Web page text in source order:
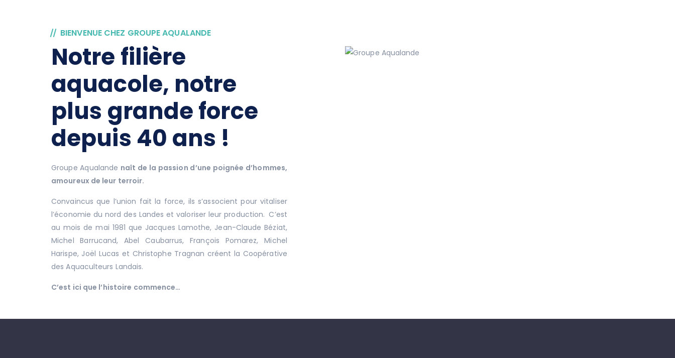
BIENVENUE CHEZ GROUPE AQUALANDE
Notre filière
aquacole, notre
plus grande force
depuis 40 ans !
Groupe Aqualande naît de la passion d’une poignée d’hommes,
amoureux de leur terroir.
Convaincus que l’union fait la force, ils s’associent pour vitaliser
l’économie du nord des Landes et valoriser leur production. C’est
au mois de mai 1981 que Jacques Lamothe, Jean-Claude Béziat,
Michel Barrucand, Abel Caubarrus, François Pomarez, Michel
Harispe, Joël Lucas et Christophe Tragnan créent la Coopérative
des Aquaculteurs Landais.
C’est ici que l’histoire commence…